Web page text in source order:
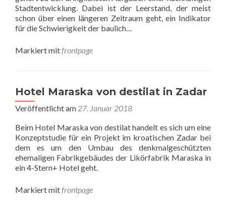
Stadtentwicklung. Dabei ist der Leerstand, der meist
schon über einen längeren Zeitraum geht, ein Indikator
für die Schwierigkeit der baulich…
Markiert mitfrontpage
Hotel Maraska von destilat in Zadar
Veröffentlicht am 27. Januar 2018
Beim Hotel Maraska von destilat handelt es sich um eine
Konzeptstudie für ein Projekt im kroatischen Zadar bei
dem es um den Umbau des denkmalgeschützten
ehemaligen Fabrikgebäudes der Likörfabrik Maraska in
ein 4-Stern+ Hotel geht.
Markiert mitfrontpage